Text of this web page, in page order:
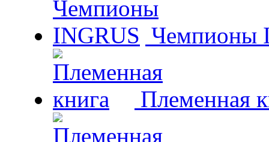
Чемпионы
Племенная